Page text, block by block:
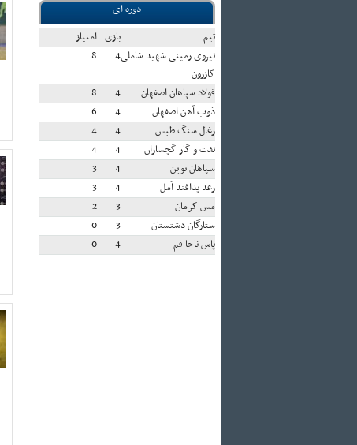
دوره ای
تيم
بازی امتياز
نیروی زمینی شهید شاملی
کازرون
4
8
فولاد سپاهان اصفهان 4
8
ذوب آهن اصفهان
4
6
زغال سنگ طبس
4
4
نفت و گاز گچساران
4
4
سپاهان نوین
4
3
رعد پدافند آمل
4
3
مس کرمان
3
2
ستارگان دشتستان
3
0
پاس ناجا قم
4
0